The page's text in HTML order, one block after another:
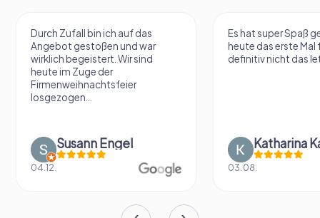
Durch Zufall bin ich auf das
Angebot gestoßen und war
wirklich begeistert. Wir sind
heute im Zuge der
Firmenweihnachtsfeier
losgezogen...
Susann Engel
Es hat super Spaß
heute das erste Mal für
definitiv nicht das letzte
Katharina Kaiser
03.08.